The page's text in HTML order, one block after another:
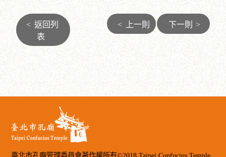
< 返回列
表
< 上一則 下一則 >